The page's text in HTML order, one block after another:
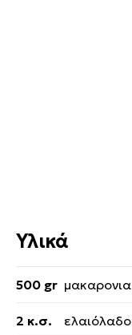
Υλικά
500 gr μακαρονια
2 κ.σ. ελαιόλαδο